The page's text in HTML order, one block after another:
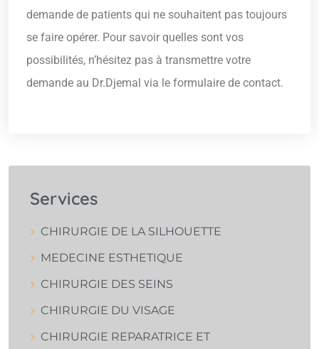
demande de patients qui ne souhaitent pas toujours
se faire opérer. Pour savoir quelles sont vos
possibilités, n’hésitez pas à transmettre votre
demande au Dr.Djemal via le formulaire de contact.
Services
CHIRURGIE DE LA SILHOUETTE
MEDECINE ESTHETIQUE
CHIRURGIE DES SEINS
CHIRURGIE DU VISAGE
CHIRURGIE REPARATRICE ET